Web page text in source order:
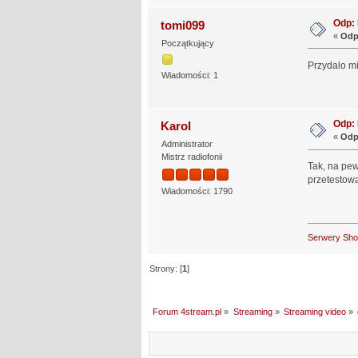
tomi099
Początkujący
Wiadomości: 1
Odp:
«
Przydalo
Karol
Administrator
Mistrz radiofonii
Wiadomości: 1790
Odp:
«
Tak, na
Serwery
Strony: [1]
Forum 4stream.pl » Streaming» Streaming video»